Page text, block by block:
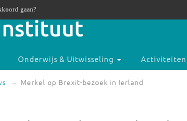
Onderwijs & Uitwisseling Activiteiten
Merkel op Brexit-bezoek in Ierland
gaan?